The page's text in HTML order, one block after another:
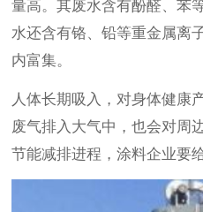
量高。其废水含有酚醛、苯
水还含有铬、铅等重金属离
内富集。
人体长期吸入，对身体健康
废气排入大气中，也会对周
节能减排进程，涂料企业要